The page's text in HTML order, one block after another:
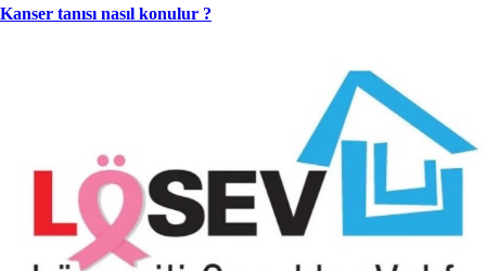
Kanser tanısı nasıl konulur ?